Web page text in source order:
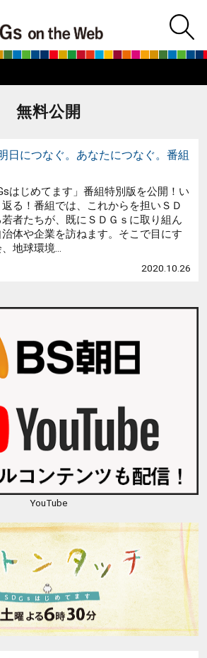
BS朝日SDGs
無料公開
日につなぐ。あなたにつなぐ。番組
はじめてます」番組特別版を公開！い
る！番組では、これからを担いＳＤ
者たちが、既にＳＤＧｓに取り組ん
体や企業を訪ねます。そこで目にす
地球環境...
2020.10.26
YouTube